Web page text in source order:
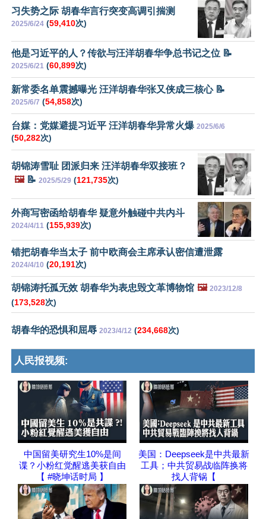
习失势之际 胡春华言行突变高调引揣测
2025/6/24 (59,410次)
他是习近平的人？传欲与汪洋胡春华争总书记之位 📝
2025/6/21 (60,899次)
新常委名单震撼曝光 汪洋胡春华张又侠成三核心 📝
2025/6/7 (54,858次)
台媒：党媒避提习近平 汪洋胡春华异常火爆 2025/6/6
(50,282次)
胡锦涛雪耻 团派归来 汪洋胡春华双接班？
🖼️📝 2025/5/29 (121,735次)
外商写密函给胡春华 疑意外触碰中共内斗
2024/4/11 (155,939次)
错把胡春华当太子 前中欧商会主席承认密信遭泄露
2024/4/10 (20,191次)
胡锦涛托孤无效 胡春华为表忠毁文革博物馆 🖼️ 2023/12/8
(173,528次)
胡春华的恐惧和屈辱 2023/4/12 (234,668次)
人民报视频:
中国留美研究生10%是间
谍？小粉红觉醒逃美获自由
【 #晓坤话时局 】
美国：Deepseek是中共最新
工具；中共贸易战临阵换将
找人背锅【